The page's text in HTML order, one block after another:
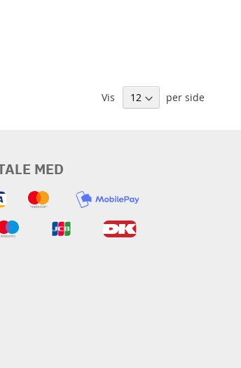
Vis per side
MED